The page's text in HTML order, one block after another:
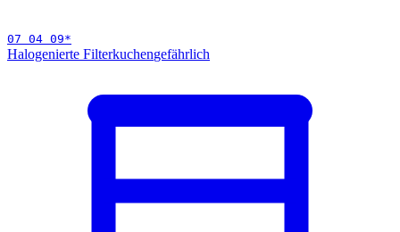
07 04 09*
Halogenierte Filterkuchengefährlich